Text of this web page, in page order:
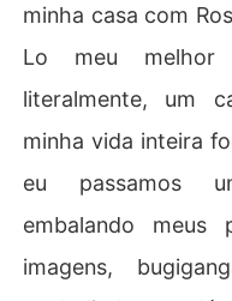
minha casa com
Lo meu melhor
literalmente, um
minha vida inteira
eu passamos
embalando meus
imagens,